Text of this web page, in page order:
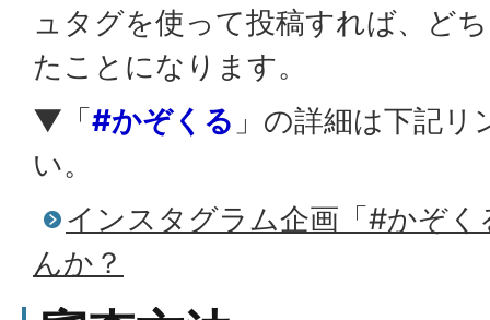
ュタグを使って投稿すれば、ど
たことになります。
▼「#かぞくる 」の詳細は下記
い。
インスタグラム企画「#かぞ
んか？